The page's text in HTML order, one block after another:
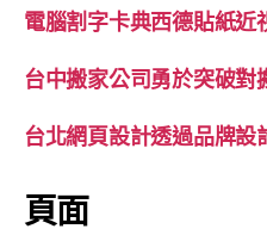
電腦割字卡典西德貼紙
台中搬家公司勇於突破對
台北網頁設計透過品牌
頁面